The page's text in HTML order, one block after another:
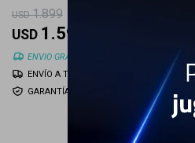
USD 1.899
USD 1.599
ENVIO GRATIS
GARANTÍA: 1 AÑO
ENVÍO A TODO EL PAÍS